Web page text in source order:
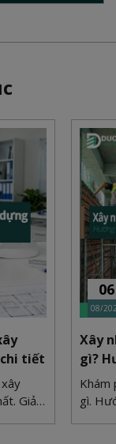
tiết
Giải
06
08/
Xây
gì?
Khám
gì.